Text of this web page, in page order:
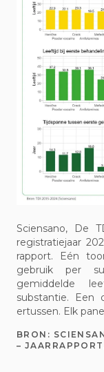
Sciensano, De
registratiejaar
rapport. Eén
gebruik per
gemiddelde
substantie. Een
ertussen. Elk
BRON:
–